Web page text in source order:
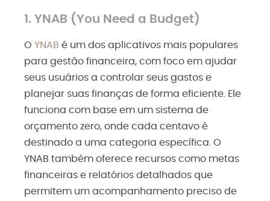
1. YNAB (You Need a Budget)
O YNAB é um dos aplicativos mais populares
para gestão financeira, com foco em ajudar
seus usuários a controlar seus gastos e
planejar suas finanças de forma eficiente. Ele
funciona com base em um sistema de
orçamento zero, onde cada centavo é
destinado a uma categoria específica. O
YNAB também oferece recursos como metas
financeiras e relatórios detalhados que
permitem um acompanhamento preciso de